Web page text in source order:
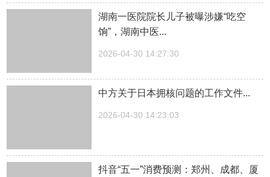
湖南一医院院长儿子被曝涉嫌“吃空
饷”，湖南中医...
2026-04-30 14:27:30
中方关于日本拥核问题的工作文件...
2026-04-30 14:23:03
抖音“五一”消费预测：郑州、成都、厦